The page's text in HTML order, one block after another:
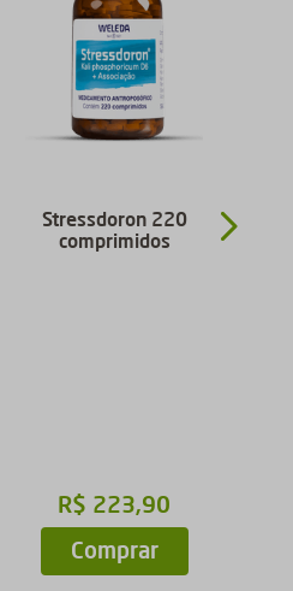
Stressdoron 220
comprimidos
R$ 223,90
Comprar